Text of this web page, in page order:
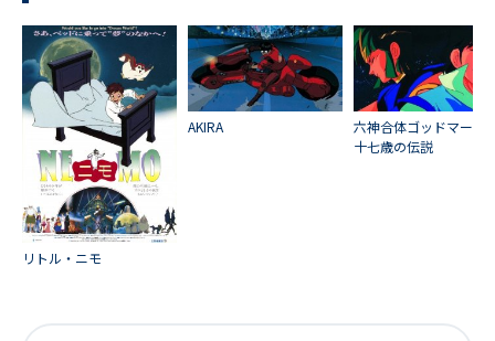
リトル・ニモ
AKIRA
六神合体ゴッドマー
十七歳の伝説